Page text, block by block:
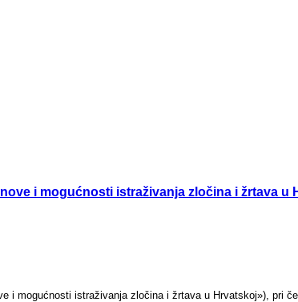
i mogućnosti istraživanja zločina i žrtava u
i mogućnosti istraživanja zločina i žrtava u Hrvatskoj»), pri